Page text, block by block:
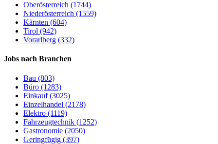
Oberösterreich (1744)
Niederösterreich (1559)
Kärnten (604)
Tirol (942)
Vorarlberg (332)
Jobs nach Branchen
Bau (803)
Büro (1283)
Einkauf (3025)
Einzelhandel (2178)
Elektro (1119)
Fahrzeugtechnik (1252)
Gastronomie (2050)
Geringfügig (397)